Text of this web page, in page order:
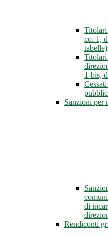
co. 1,
tabelle)
1-bis,
Sanzioni per
di
Rendiconti